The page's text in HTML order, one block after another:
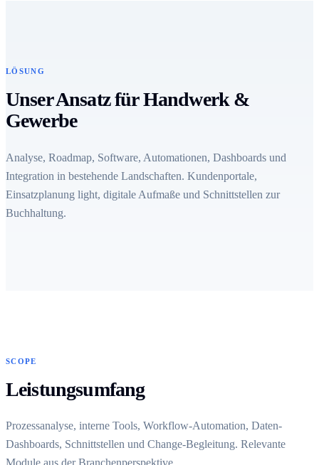
LÖSUNG
Unser Ansatz für Handwerk &
Gewerbe
Analyse, Roadmap, Software, Automationen, Dashboards und
Integration in bestehende Landschaften. Kundenportale,
Einsatzplanung light, digitale Aufmaße und Schnittstellen zur
Buchhaltung.
SCOPE
Leistungsumfang
Prozessanalyse, interne Tools, Workflow-Automation, Daten-
Dashboards, Schnittstellen und Change-Begleitung. Relevante
Module aus der Branchenperspektive.